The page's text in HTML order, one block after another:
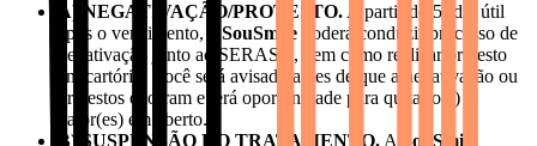
A) NEGATIVAÇÃO/PROTESTO. A partir do 5º dia útil
após o vencimento, a SouSmile poderá conduzir processo de
negativação junto ao SERASA, bem como realizar protesto
em cartório. Você será avisado antes de que a negativação ou
protestos ocorram e terá oportunidade para quitar o(s)
valor(es) em aberto.
B) SUSPENSÃO DO TRATAMENTO. A
SouSmile